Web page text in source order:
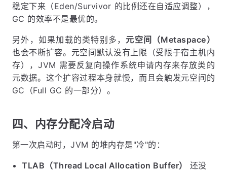
稳定下来（Eden/Survivor 的比例还在自适应调整），
GC 的效率不是最优的。
另外，如果加载的类特别多， 元空间（Metaspace）
也会不断扩容。元空间默认没有上限（受限于宿主机内
存），JVM 需要反复向操作系统申请内存来存放类的
元数据。这个扩容过程本身就慢，而且会触发元空间的
GC（Full GC 的一部分）。
四、内存分配冷启动
第一次启动时，JVM 的堆内存是"冷"的：
TLAB（Thread Local Allocation Buffer）
还没